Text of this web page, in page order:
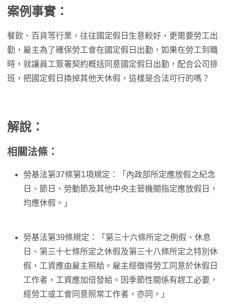
案例事實：
餐飲、百貨等行業，往往國定假日生意較好，更需要勞工出
勤，雇主為了確保勞工會在國定假日出勤，如果在勞工到職
時，就讓員工簽署契約概括同意國定假日出勤，配合公司排
班，把國定假日換掉其他天休假，這樣是合法可行的嗎？
解說：
相關法條：
勞基法第37條第1項規定：「內政部所定應放假之紀念
日、節日、勞動節及其他中央主管機關指定應放假日，
均應休假。」
勞基法第39條規定：「第三十六條所定之例假、休息
日、第三十七條所定之休假及第三十八條所定之特別休
假，工資應由雇主照給。雇主經徵得勞工同意於休假日
工作者，工資應加倍發給。因季節性關係有趕工必要，
經勞工或工會同意照常工作者，亦同。」